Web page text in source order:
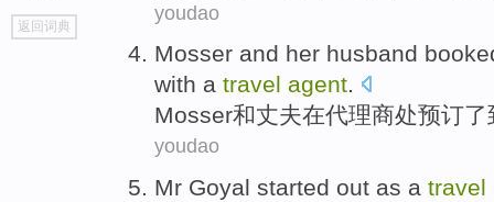
go
top
返回词典
youdao
Mosser and her husband
with a travel agent.
Mosser和丈夫在代理商处预订了
youdao
Mr Goyal started out as a travel